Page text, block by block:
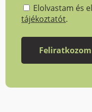
Elolvastam és
tájékoztatót.